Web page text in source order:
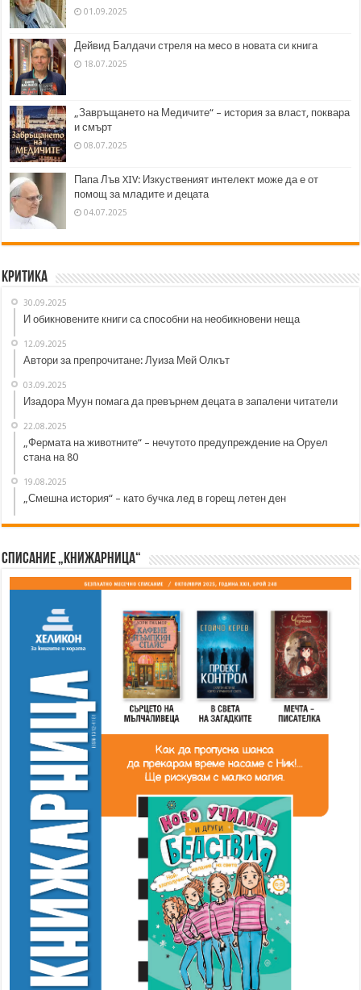
01.09.2025
Дейвид Балдачи стреля на месо в новата си книга
18.07.2025
„Завръщането на Медичите“ – история за власт, поквара
и смърт
08.07.2025
Папа Лъв XIV: Изкуственият интелект може да е от
помощ за младите и децата
04.07.2025
Критика
30.09.2025
И обикновените книги са способни на необикновени неща
12.09.2025
Автори за препрочитане: Луиза Мей Олкът
03.09.2025
Изадора Муун помага да превърнем децата в запалени читатели
22.08.2025
„Фермата на животните“ – нечутото предупреждение на Оруел
стана на 80
19.08.2025
„Смешна история“ – като бучка лед в горещ летен ден
Списание „Книжарница“